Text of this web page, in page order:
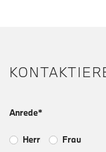
Anrede*
Herr Frau